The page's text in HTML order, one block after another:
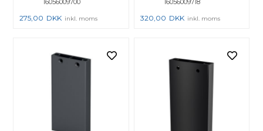
275,00 DKK inkl. moms 320,00 DKK inkl. moms